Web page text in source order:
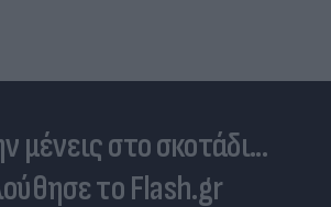
μένεις στο σκοτάδι...
το Flash.gr